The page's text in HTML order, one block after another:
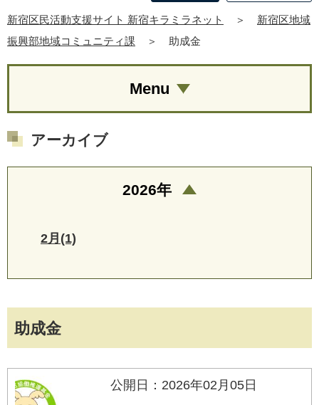
新宿区民活動支援サイト 新宿キラミラネット ＞
新宿区地域
振興部地域コミュニティ課
＞ 助成金
助成金
公開日：2026年02月05日
Menu
アーカイブ
2026年
2月(1)